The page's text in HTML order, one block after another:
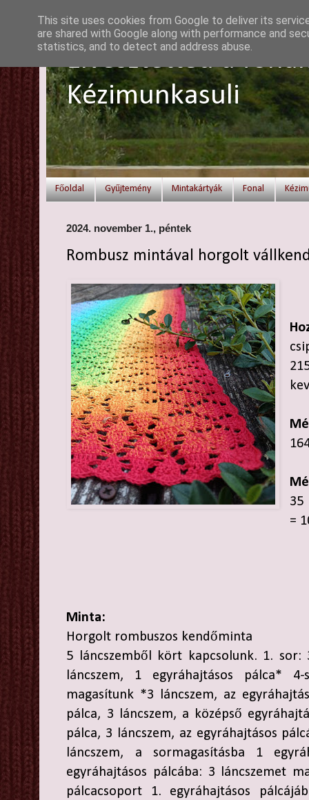
Elvesztetted a
Kézimunkasuli
Főoldal Gyűjtemény Mintakártyák Fonal
2024. november 1., péntek
Rombusz mintával horgolt
35
=
Minta:
Horgolt rombuszos kendőminta
5 láncszemből kört kapcsolunk. 1. sor:
láncszem, 1 egyráhajtásos pálca*
magasítunk *3 láncszem, az
pálca, 3 láncszem, a középső
pálca, 3 láncszem, az egyráhajtásos
láncszem, a sormagasításba 1
egyráhajtásos pálcába: 3 láncszemet
pálcacsoport 1. egyráhajtásos
This site uses cookies from Google to deliver its
are shared with Google along with performance and
statistics, and to detect and address abuse.